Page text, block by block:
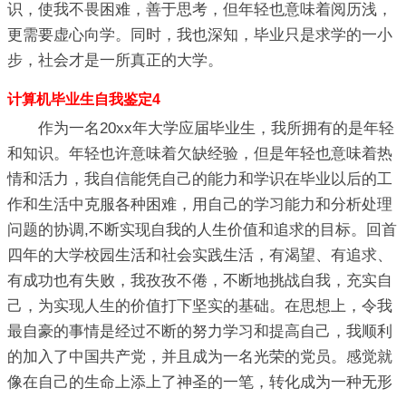
识，使我不畏困难，善于思考，但年轻也意味着阅历浅，
更需要虚心向学。同时，我也深知，毕业只是求学的一小
步，社会才是一所真正的大学。
计算机毕业生自我鉴定4
作为一名20xx年大学应届毕业生，我所拥有的是年轻
和知识。年轻也许意味着欠缺经验，但是年轻也意味着热
情和活力，我自信能凭自己的能力和学识在毕业以后的工
作和生活中克服各种困难，用自己的学习能力和分析处理
问题的协调,不断实现自我的人生价值和追求的目标。回首
四年的大学校园生活和社会实践生活，有渴望、有追求、
有成功也有失败，我孜孜不倦，不断地挑战自我，充实自
己，为实现人生的价值打下坚实的基础。在思想上，令我
最自豪的事情是经过不断的努力学习和提高自己，我顺利
的加入了中国共产党，并且成为一名光荣的党员。感觉就
像在自己的生命上添上了神圣的一笔，转化成为一种无形